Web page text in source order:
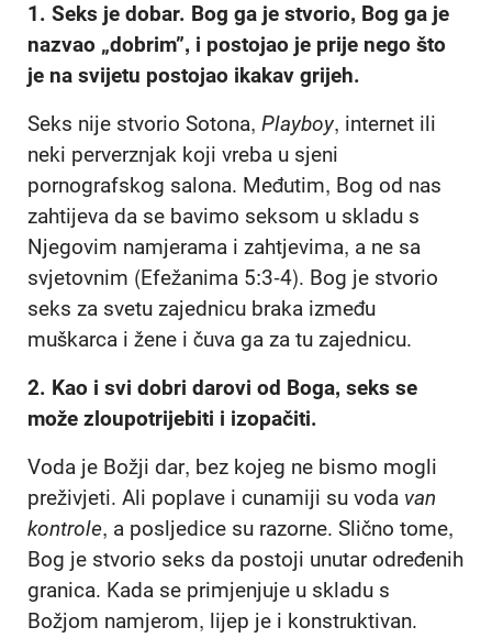
1. Seks je dobar. Bog ga je stvorio, Bog ga je
nazvao „dobrim”, i postojao je prije nego što
je na svijetu postojao ikakav grijeh.
Seks nije stvorio Sotona, Playboy, internet ili
neki perverznjak koji vreba u sjeni
pornografskog salona. Međutim, Bog od nas
zahtijeva da se bavimo seksom u skladu s
Njegovim namjerama i zahtjevima, a ne sa
svjetovnim (Efežanima 5:3-4). Bog je stvorio
seks za svetu zajednicu braka između
muškarca i žene i čuva ga za tu zajednicu.
2. Kao i svi dobri darovi od Boga, seks se
može zloupotrijebiti i izopačiti.
Voda je Božji dar, bez kojeg ne bismo mogli
preživjeti. Ali poplave i cunamiji su voda van
kontrole, a posljedice su razorne. Slično tome,
Bog je stvorio seks da postoji unutar određenih
granica. Kada se primjenjuje u skladu s
Božjom namjerom, lijep je i konstruktivan.